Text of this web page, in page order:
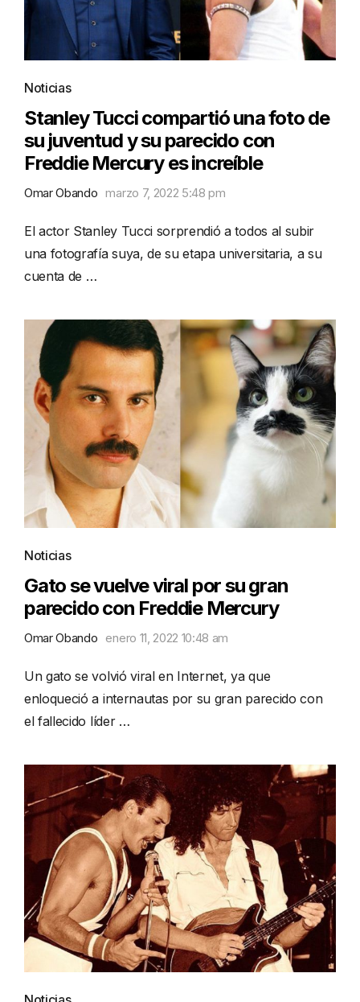
Noticias
Stanley Tucci compartió una foto de
su juventud y su parecido con
Freddie Mercury es increíble
Omar Obando marzo 7, 2022 5:48 pm
El actor Stanley Tucci sorprendió a todos al subir
una fotografía suya, de su etapa universitaria, a su
cuenta de …
Noticias
Gato se vuelve viral por su gran
parecido con Freddie Mercury
Omar Obando enero 11, 2022 10:48 am
Un gato se volvió viral en Internet, ya que
enloqueció a internautas por su gran parecido con
el fallecido líder …